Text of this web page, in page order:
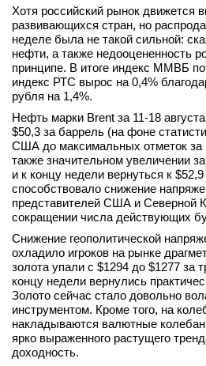
Интервью
вконтакте
телеграм
Стать автором
Вход
Хотя российский рынок движется
развивающихся стран, но
неделе была не такой сильной:
нефти, а также недооцененность
принципе. В итоге индекс ММВБ
индекс РТС вырос на 0,4%
рубля на 1,4%.
Нефть марки Brent за 11-18
$50,3 за баррель (на фоне
США до максимальных отметок за
также значительном увеличении
и к концу недели вернуться к
способствовало снижение
представителей США и Северной
сокращении числа действующих
Снижение геополитической
охладило игроков на рынке
золота упали с $1294 до $1277 за
концу недели вернулись
Золото сейчас стало довольно
инструментом. Кроме того, на
накладываются валютные
ярко выраженного растущего
доходность.